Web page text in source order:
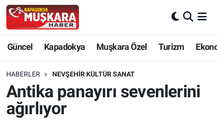
Güncel Kapadokya Muşkara Özel Turizm
HABERLER NEVŞEHIR KÜLTÜR SANAT
Antika panayırı sevenlerini
ağırlıyor
Güncel
SEÇİM
Muşkara Özel
Nevşehir Hava Durumu
Nevşehir Trafik Yoğunluk Haritası
Süper Lig Puan Durumu ve Fikstür